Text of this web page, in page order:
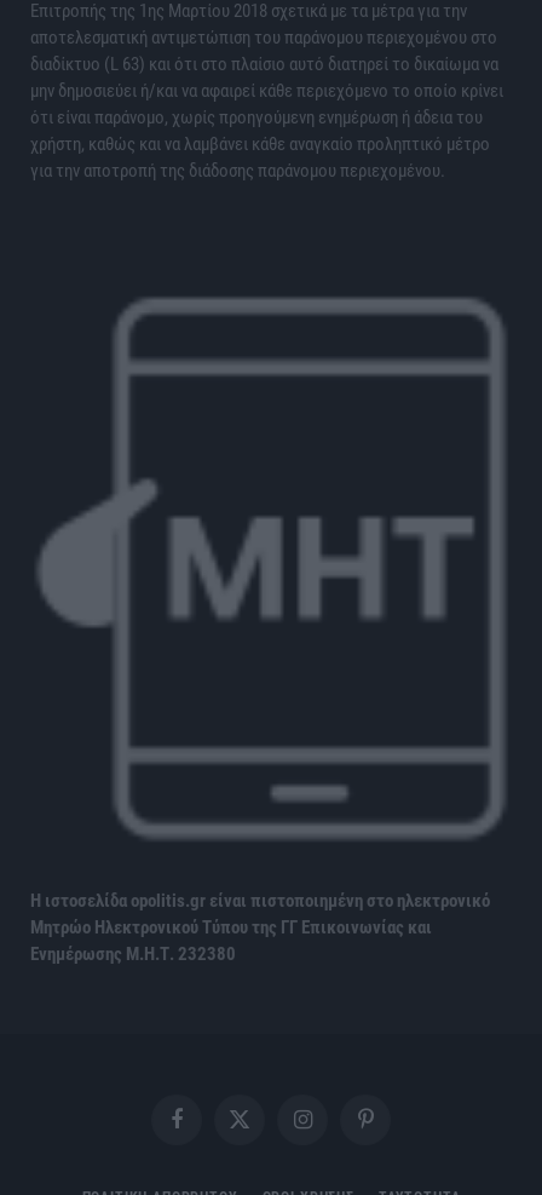
Επιτροπής της 1ης Μαρτίου 2018 σχετικά με τα μέτρα για την
αποτελεσματική αντιμετώπιση του παράνομου περιεχομένου στο
διαδίκτυο (L 63) και ότι στο πλαίσιο αυτό διατηρεί το δικαίωμα να
μην δημοσιεύει ή/και να αφαιρεί κάθε περιεχόμενο το οποίο κρίνει
ότι είναι παράνομο, χωρίς προηγούμενη ενημέρωση ή άδεια του
χρήστη, καθώς και να λαμβάνει κάθε αναγκαίο προληπτικό μέτρο
για την αποτροπή της διάδοσης παράνομου περιεχομένου.
Η ιστοσελίδα opolitis.gr είναι πιστοποιημένη στο ηλεκτρονικό
Μητρώο Ηλεκτρονικού Τύπου της ΓΓ Επικοινωνίας και
Ενημέρωσης Μ.Η.Τ. 232380
FacebookX
InstagramPinterest